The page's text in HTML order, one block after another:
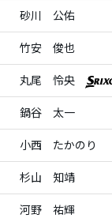
砂川 公佑
竹安 俊也
丸尾 怜央
鍋谷 太一
小西 たかのり
杉山 知靖
河野 祐輝